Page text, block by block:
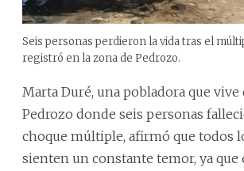
Seis personas perdieron la vida tras el
registró en la zona de Pedrozo.
Marta Duré, una pobladora que vive
Pedrozo donde seis personas
choque múltiple, afirmó que todos
sienten un constante temor, ya que